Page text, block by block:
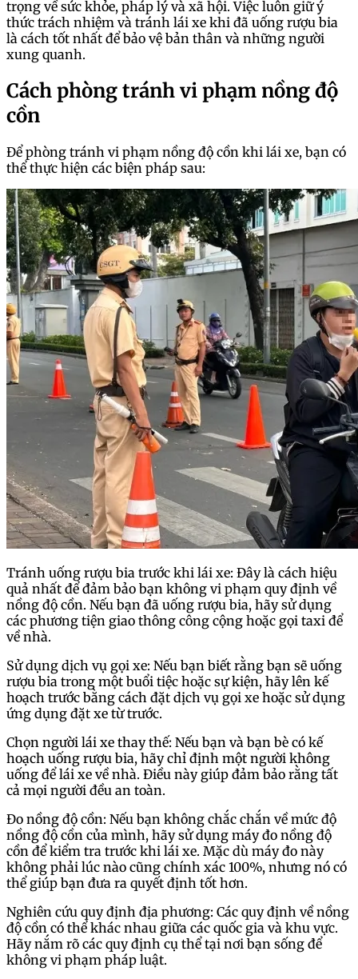
trọng về sức khỏe, pháp lý và xã hội. Việc luôn giữ ý
thức trách nhiệm và tránh lái xe khi đã uống rượu bia
là cách tốt nhất để bảo vệ bản thân và những người
xung quanh.
Cách phòng tránh vi phạm nồng độ
cồn
Để phòng tránh vi phạm nồng độ cồn khi lái xe, bạn có
thể thực hiện các biện pháp sau:
Tránh uống rượu bia trước khi lái xe: Đây là cách hiệu
quả nhất để đảm bảo bạn không vi phạm quy định về
nồng độ cồn. Nếu bạn đã uống rượu bia, hãy sử dụng
các phương tiện giao thông công cộng hoặc gọi taxi để
về nhà.
Sử dụng dịch vụ gọi xe: Nếu bạn biết rằng bạn sẽ uống
rượu bia trong một buổi tiệc hoặc sự kiện, hãy lên kế
hoạch trước bằng cách đặt dịch vụ gọi xe hoặc sử dụng
ứng dụng đặt xe từ trước.
Chọn người lái xe thay thế: Nếu bạn và bạn bè có kế
hoạch uống rượu bia, hãy chỉ định một người không
uống để lái xe về nhà. Điều này giúp đảm bảo rằng tất
cả mọi người đều an toàn.
Đo nồng độ cồn: Nếu bạn không chắc chắn về mức độ
nồng độ cồn của mình, hãy sử dụng máy đo nồng độ
cồn để kiểm tra trước khi lái xe. Mặc dù máy đo này
không phải lúc nào cũng chính xác 100%, nhưng nó có
thể giúp bạn đưa ra quyết định tốt hơn.
Nghiên cứu quy định địa phương: Các quy định về nồng
độ cồn có thể khác nhau giữa các quốc gia và khu vực.
Hãy nắm rõ các quy định cụ thể tại nơi bạn sống để
không vi phạm pháp luật.